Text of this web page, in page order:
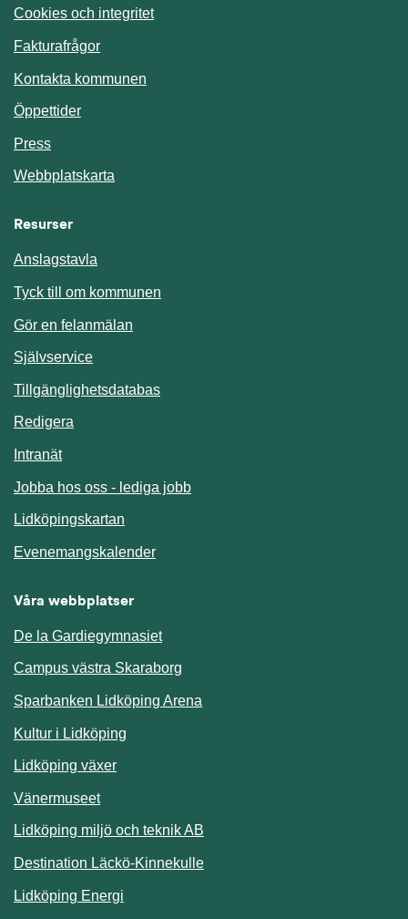
Cookies och integritet
Fakturafrågor
Kontakta kommunen
Öppettider
Press
Webbplatskarta
Resurser
Anslagstavla
Tyck till om kommunen
Gör en felanmälan
SjälvserviceLänk till annan webbplats.
TillgänglighetsdatabasLänk till annan webbplats.
Redigera
IntranätLänk till annan webbplats.
Jobba hos oss - lediga jobb
Lidköpingskartan
EvenemangskalenderLänk till annan webbplats.
Våra webbplatser
De la Gardiegymnasiet
Campus västra Skaraborg
Sparbanken Lidköping Arena
Kultur i Lidköping
Lidköping växer
Vänermuseet
Lidköping miljö och teknik AB
Destination Läckö-KinnekulleLänk till annan webbplats.
Lidköping Energi